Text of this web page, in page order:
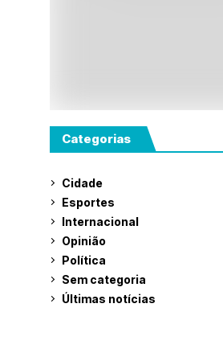
Categorias
Cidade
Esportes
Internacional
Opinião
Política
Sem categoria
Últimas notícias